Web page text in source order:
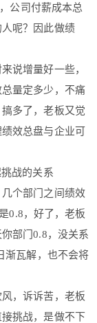
公司付薪成本总
呢？因此做绩
说增量好一些，
量定多少，不痛
多了，老板又觉
效总盘与企业可
战的关系
个部门之间绩效
0.8，好了，老板
部门0.8，没关系
渐瓦解，也不会将
，诉诉苦，老板
挑战，是做不下